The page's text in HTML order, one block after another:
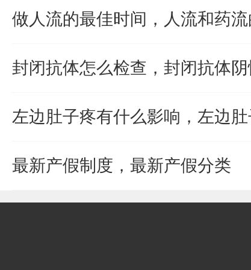
做人流的最佳时间，人流和药流
封闭抗体怎么检查，封闭抗体阴
左边肚子疼有什么影响，左边
最新产假制度，最新产假分类